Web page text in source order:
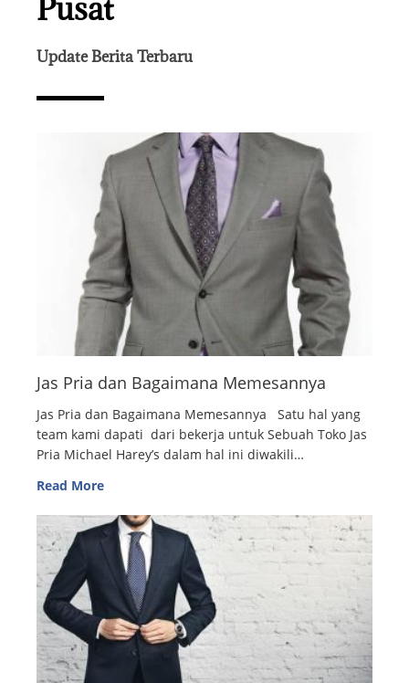
Pusat
Update Berita Terbaru
Jas Pria dan Bagaimana Memesannya
Jas Pria dan Bagaimana Memesannya Satu hal yang
team kami dapati dari bekerja untuk Sebuah Toko Jas
Pria Michael Harey’s dalam hal ini diwakili…
Read More